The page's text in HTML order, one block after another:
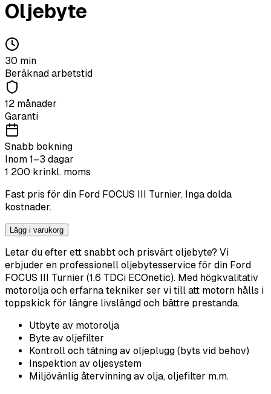
Oljebyte
30 min
Beräknad arbetstid
12 månader
Garanti
Snabb bokning
Inom 1–3 dagar
1 200 krinkl. moms
Fast pris för din Ford FOCUS III Turnier. Inga dolda
kostnader.
Lägg i varukorg
Letar du efter ett snabbt och prisvärt oljebyte? Vi
erbjuder en professionell oljebytesservice för din Ford
FOCUS III Turnier (1.6 TDCi ECOnetic). Med högkvalitativ
motorolja och erfarna tekniker ser vi till att motorn hålls i
toppskick för längre livslängd och bättre prestanda.
Utbyte av motorolja
Byte av oljefilter
Kontroll och tätning av oljeplugg (byts vid behov)
Inspektion av oljesystem
Miljövänlig återvinning av olja, oljefilter m.m.